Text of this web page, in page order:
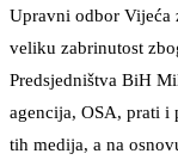
Upravni odbor Vijeća
veliku zabrinutost
Predsjedništva BiH
agencija, OSA, prati i
tih medija, a na